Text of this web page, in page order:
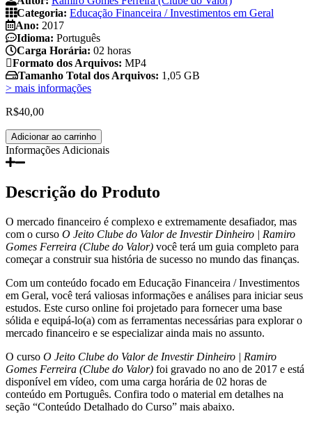
Categoria: Educação Financeira / Investimentos em Geral
Ano: 2017
Idioma: Português
Carga Horária: 02 horas
Formato dos Arquivos: MP4
Tamanho Total dos Arquivos: 1,05 GB
> mais informações
R$40,00
O
Jeito
Clube
Valor
de
Dinheiro
|
Ramiro
Gomes
(Clube
do
Valor)
quantidade
Adicionar ao carrinho
Informações Adicionais
Descrição do Produto
O mercado financeiro é complexo e extremamente desafiador, mas
com o curso O Jeito Clube do Valor de Investir Dinheiro | Ramiro
Gomes Ferreira (Clube do Valor) você terá um guia completo para
começar a construir sua história de sucesso no mundo das finanças.
Com um conteúdo focado em Educação Financeira / Investimentos
em Geral, você terá valiosas informações e análises para iniciar seus
estudos. Este curso online foi projetado para fornecer uma base
sólida e equipá-lo(a) com as ferramentas necessárias para explorar o
mercado financeiro e se especializar ainda mais no assunto.
O curso O Jeito Clube do Valor de Investir Dinheiro | Ramiro
Gomes Ferreira (Clube do Valor) foi gravado no ano de 2017 e está
disponível em vídeo, com uma carga horária de 02 horas de
conteúdo em Português. Confira todo o material em detalhes na
seção “Conteúdo Detalhado do Curso” mais abaixo.